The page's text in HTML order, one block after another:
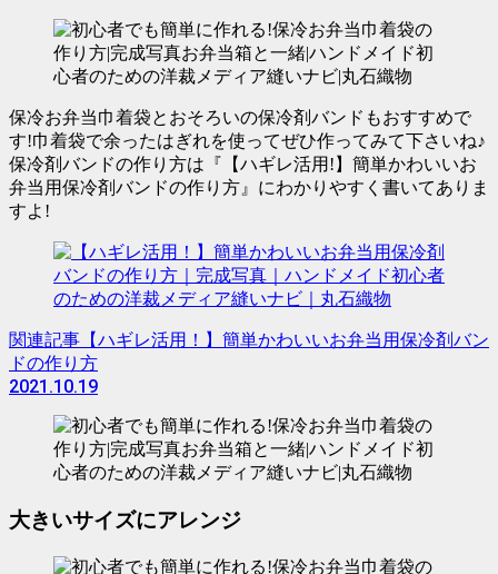
保冷お弁当巾着袋とおそろいの保冷剤バンドもおすすめで
す!巾着袋で余ったはぎれを使ってぜひ作ってみて下さいね♪
保冷剤バンドの作り方は『【ハギレ活用!】簡単かわいいお
弁当用保冷剤バンドの作り方』にわかりやすく書いてありま
すよ!
関連記事 【ハギレ活用！】簡単かわいいお弁当用保冷剤バン
ドの作り方
2021.10.19
大きいサイズにアレンジ